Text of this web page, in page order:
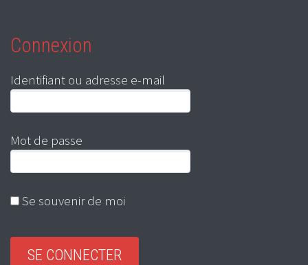
Connexion
Identifiant ou adresse e-mail
Mot de passe
Se souvenir de moi